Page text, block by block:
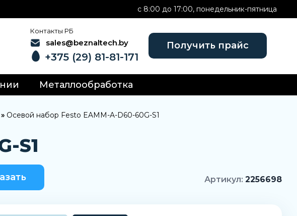
c 8:00 до 17:00, понедельник-пятница
Контакты РБ
sales@beznaltech.by
+375 (29) 81-81-171
Получить прайс
Металлообработка
» Осевой набор Festo EAMM-A-D60-60G-S1
S1
Артикул: 2256698